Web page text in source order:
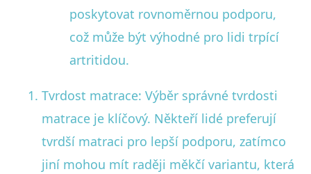
poskytovat rovnoměrnou podporu,
což může být výhodné pro lidi trpící
artritidou.
Tvrdost matrace: Výběr správné tvrdosti
matrace je klíčový. Někteří lidé preferují
tvrdší matraci pro lepší podporu, zatímco
jiní mohou mít raději měkčí variantu, která